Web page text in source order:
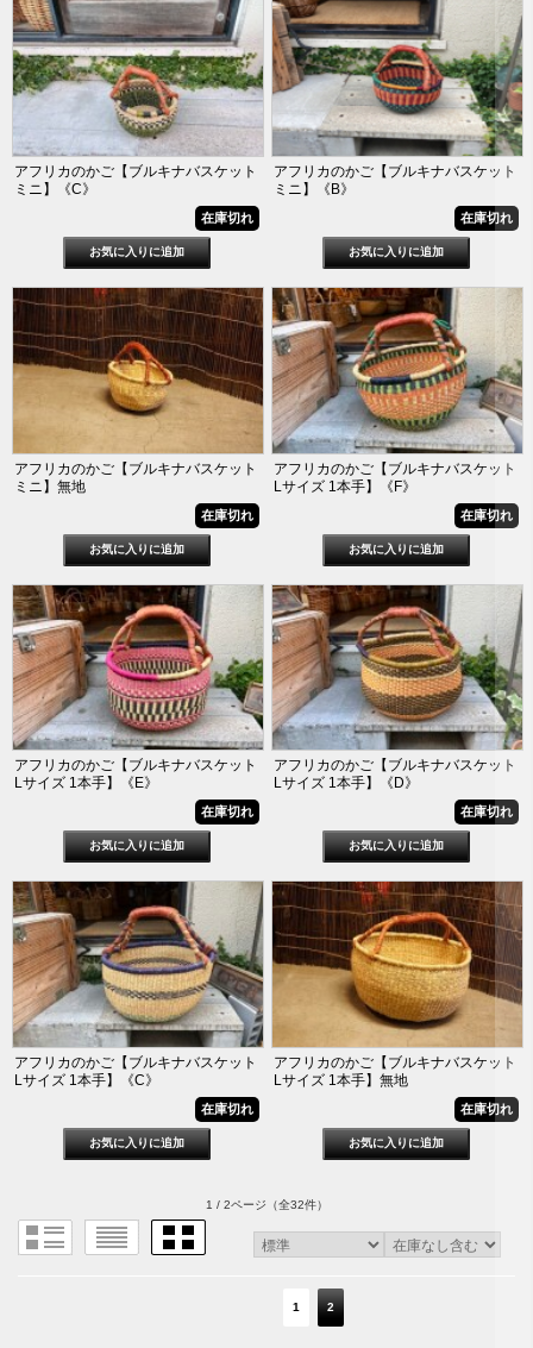
アフリカのかご【ブルキナバスケット
ミニ】《C》
在庫切れ
アフリカのかご【ブルキナバスケット
ミニ】《B》
在庫切れ
アフリカのかご【ブルキナバスケット
ミニ】無地
在庫切れ
アフリカのかご【ブルキナバスケット
Lサイズ 1本手】《F》
在庫切れ
アフリカのかご【ブルキナバスケット
Lサイズ 1本手】《E》
在庫切れ
アフリカのかご【ブルキナバスケット
Lサイズ 1本手】《D》
在庫切れ
アフリカのかご【ブルキナバスケット
Lサイズ 1本手】《C》
在庫切れ
アフリカのかご【ブルキナバスケット
Lサイズ 1本手】無地
在庫切れ
1 / 2ページ （全32件）
1 2